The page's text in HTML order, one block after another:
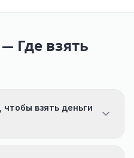
Где взять
взять деньги